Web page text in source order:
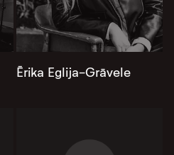
Ērika Eglija-Grāvele